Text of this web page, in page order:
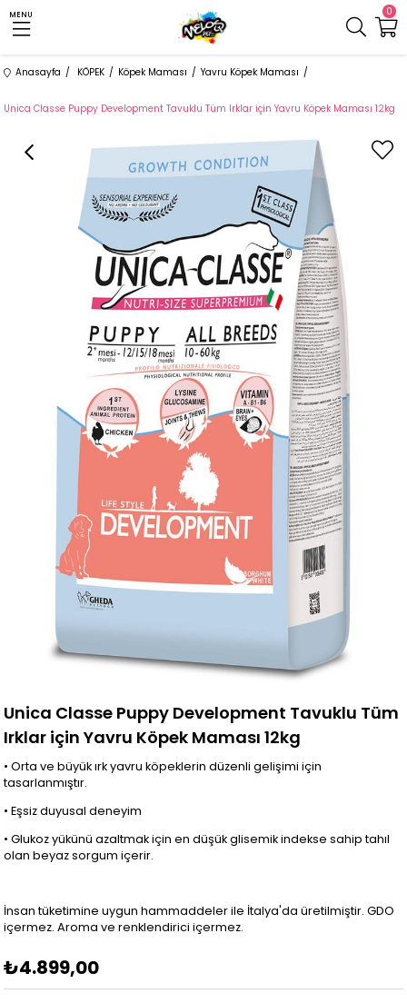
0
MENU
Anasayfa KÖPEK Köpek Maması Yavru Köpek Maması
Unica Classe Puppy Development Tavuklu Tüm Irklar için Yavru Köpek Maması 12kg
Unica Classe Puppy Development Tavuklu Tüm
Irklar için Yavru Köpek Maması 12kg
• Orta ve büyük ırk yavru köpeklerin düzenli gelişimi için
tasarlanmıştır.
• Eşsiz duyusal deneyim
• Glukoz yükünü azaltmak için en düşük glisemik indekse sahip tahıl
olan beyaz sorgum içerir.
İnsan tüketimine uygun hammaddeler ile İtalya'da üretilmiştir. GDO
içermez. Aroma ve renklendirici içermez.
₺4.899,00